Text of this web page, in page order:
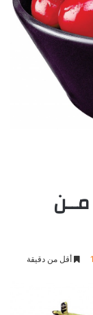
مــن
أقل من دقيقة